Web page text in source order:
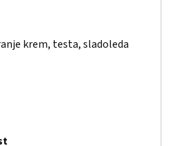
krem, testa, sladoleda